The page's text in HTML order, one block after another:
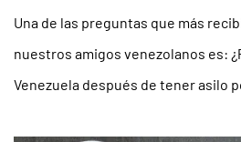
Una de las preguntas que más
nuestros amigos venezolanos es:
Venezuela después de tener asilo